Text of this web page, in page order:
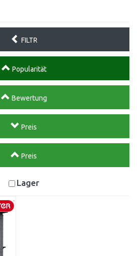
FILTR
Popularität
Bewertung
Preis
Preis
Lager